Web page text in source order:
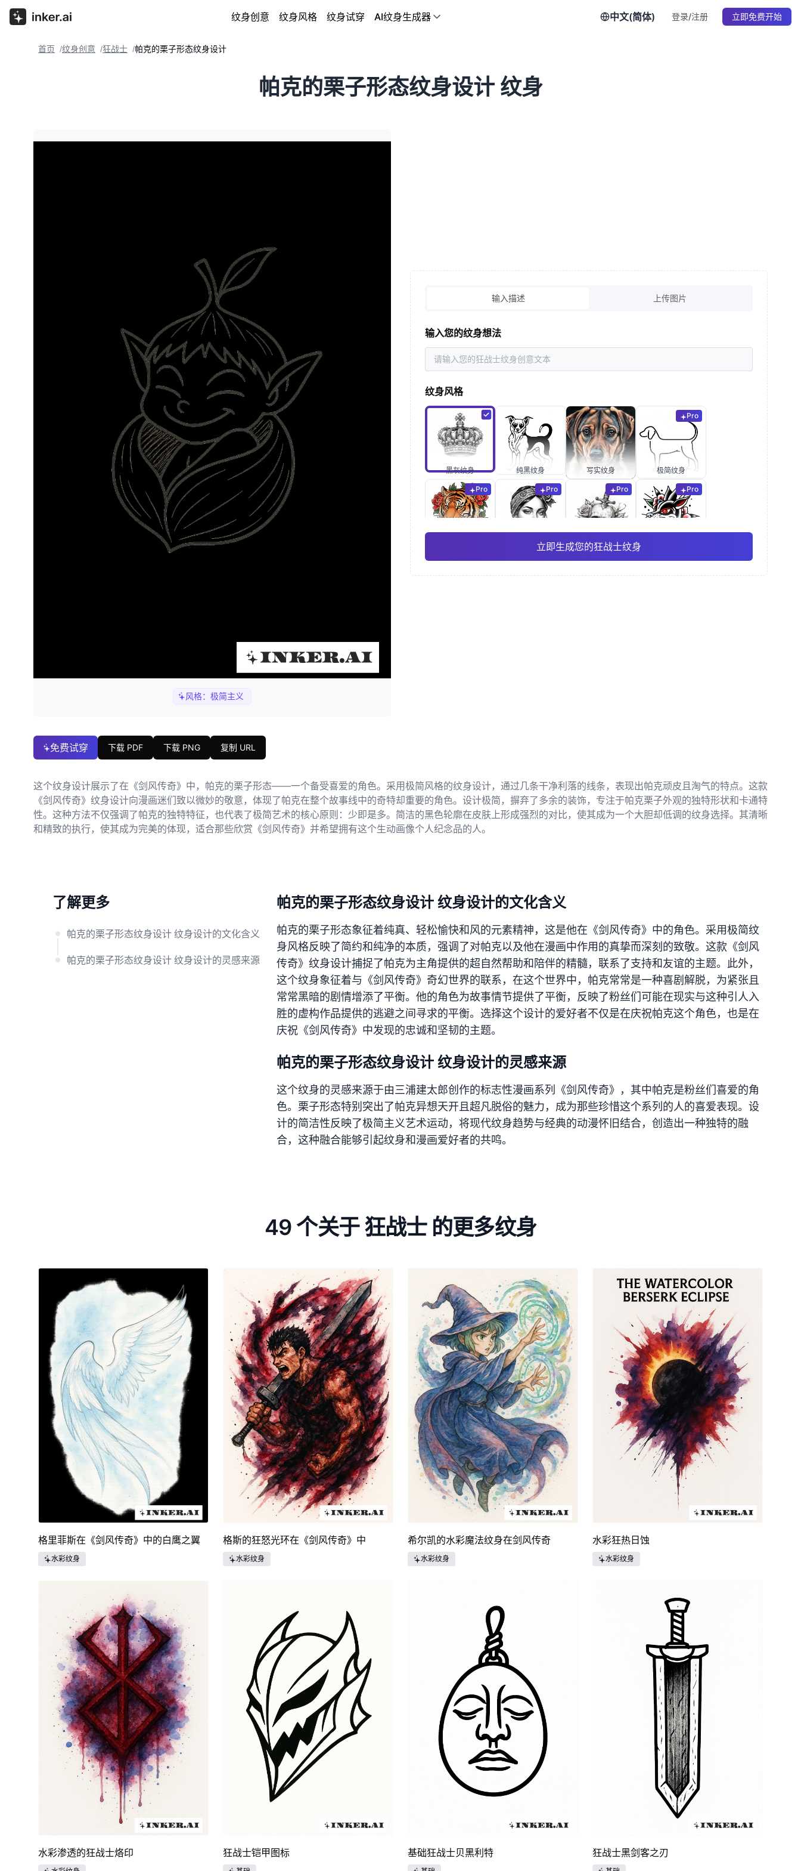
中文(简体) 登录/注册 立即免费开始
纹身创意 纹身风格 纹身试穿 AI纹身生成器
首页 /纹身创意 /狂战士 /帕克的栗子形态纹身设计
帕克的栗子形态纹身设计 纹身
风格： 极简主义
输入描述 上传图片
输入您的纹身想法
纹身风格
黑灰纹身 纯黑纹身 写实纹身
Pro
极简纹身
Pro
新传统
Pro
奇卡诺风格
Pro
素描风格
Pro
传统美式
立即生成您的狂战士纹身
免费试穿 下载 PDF 下载 PNG 复制 URL
这个纹身设计展示了在《剑风传奇》中，帕克的栗子形态——一个备受喜爱的角色。采用极简风格的纹身设计，通过几条干净利落的线条，表现出帕克顽皮且淘气的特点。这款
《剑风传奇》纹身设计向漫画迷们致以微妙的敬意，体现了帕克在整个故事线中的奇特却重要的角色。设计极简，摒弃了多余的装饰，专注于帕克栗子外观的独特形状和卡通特
性。这种方法不仅强调了帕克的独特特征，也代表了极简艺术的核心原则：少即是多。简洁的黑色轮廓在皮肤上形成强烈的对比，使其成为一个大胆却低调的纹身选择。其清晰
和精致的执行，使其成为完美的体现，适合那些欣赏《剑风传奇》并希望拥有这个生动画像个人纪念品的人。
了解更多
帕克的栗子形态纹身设计 纹身设计的文化含义
帕克的栗子形态纹身设计 纹身设计的灵感来源
帕克的栗子形态纹身设计 纹身设计的文化含义
帕克的栗子形态象征着纯真、轻松愉快和风的元素精神，这是他在《剑风传奇》中的角色。采用极简纹
身风格反映了简约和纯净的本质，强调了对帕克以及他在漫画中作用的真挚而深刻的致敬。这款《剑风
传奇》纹身设计捕捉了帕克为主角提供的超自然帮助和陪伴的精髓，联系了支持和友谊的主题。此外，
这个纹身象征着与《剑风传奇》奇幻世界的联系，在这个世界中，帕克常常是一种喜剧解脱，为紧张且
常常黑暗的剧情增添了平衡。他的角色为故事情节提供了平衡，反映了粉丝们可能在现实与这种引人入
胜的虚构作品提供的逃避之间寻求的平衡。选择这个设计的爱好者不仅是在庆祝帕克这个角色，也是在
庆祝《剑风传奇》中发现的忠诚和坚韧的主题。
帕克的栗子形态纹身设计 纹身设计的灵感来源
这个纹身的灵感来源于由三浦建太郎创作的标志性漫画系列《剑风传奇》，其中帕克是粉丝们喜爱的角
色。栗子形态特别突出了帕克异想天开且超凡脱俗的魅力，成为那些珍惜这个系列的人的喜爱表现。设
计的简洁性反映了极简主义艺术运动，将现代纹身趋势与经典的动漫怀旧结合，创造出一种独特的融
合，这种融合能够引起纹身和漫画爱好者的共鸣。
49 个关于 狂战士 的更多纹身
格里菲斯在《剑风传奇》中的白鹰之翼
水彩纹身
格斯的狂怒光环在《剑风传奇》中
水彩纹身
希尔凯的水彩魔法纹身在剑风传奇
水彩纹身
水彩狂热日蚀
水彩纹身
水彩渗透的狂战士烙印 狂战士铠甲图标 基础狂战士贝黑利特 狂战士黑剑客之刃